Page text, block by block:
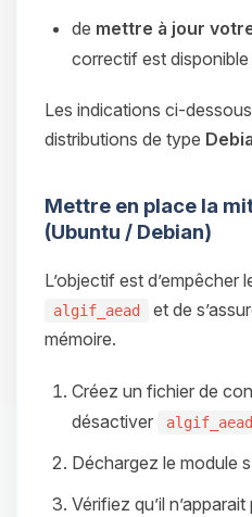
de mettre à jour
correctif est
Les indications ci-
distributions de type
Mettre en place la
(Ubuntu / Debian)
L’objectif est d’empêcher
algif_aead
et de
mémoire.
Créez un fichier de
désactiver
algif_aead
Déchargez le module
Vérifiez qu’il